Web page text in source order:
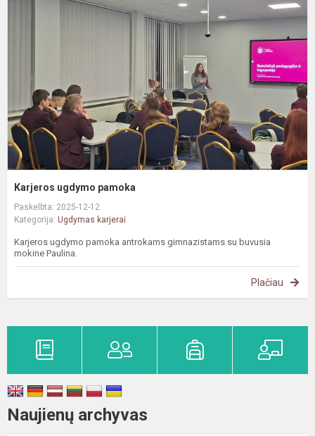
Karjeros ugdymo pamoka
Paskelbta: 2025-12-12
Kategorija: Ugdymas karjerai
Karjeros ugdymo pamoka antrokams gimnazistams su buvusia
mokine Paulina.
Plačiau
Naujienų archyvas